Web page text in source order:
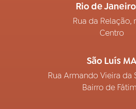
Rio de
Rua da Relação,
Centro
São Luís MA
Rua Armando Vieira da
Bairro de